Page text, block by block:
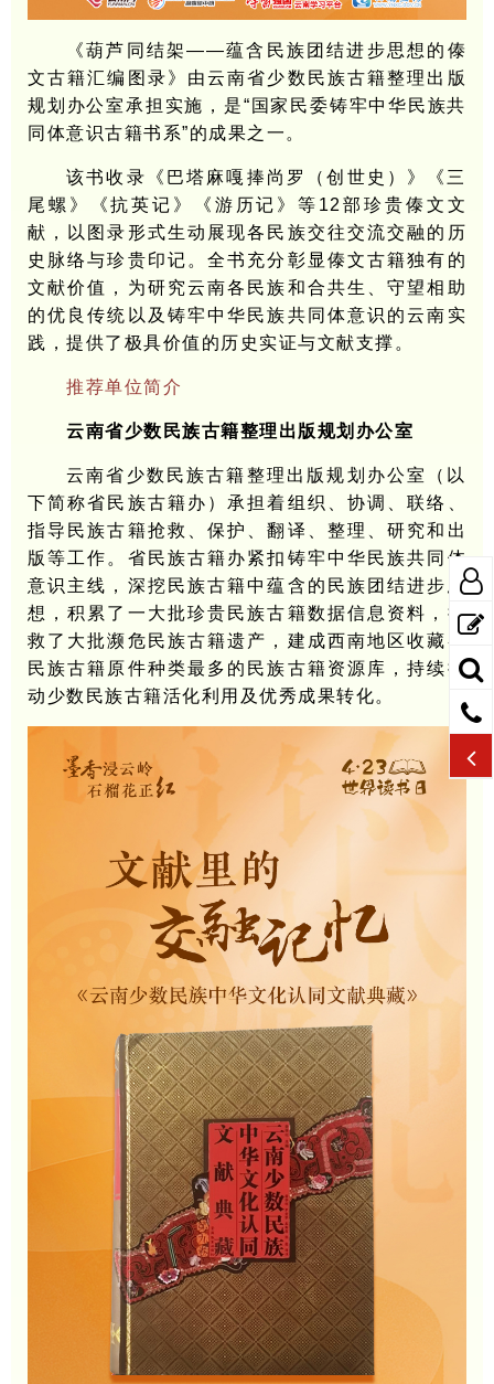
《葫芦同结架——蕴含民族团结进步思想的傣
文古籍汇编图录》由云南省少数民族古籍整理出版
规划办公室承担实施，是“国家民委铸牢中华民族共
同体意识古籍书系”的成果之一。
该书收录《巴塔麻嘎捧尚罗（创世史）》《三
尾螺》《抗英记》《游历记》等12部珍贵傣文文
献，以图录形式生动展现各民族交往交流交融的历
史脉络与珍贵印记。全书充分彰显傣文古籍独有的
文献价值，为研究云南各民族和合共生、守望相助
的优良传统以及铸牢中华民族共同体意识的云南实
践，提供了极具价值的历史实证与文献支撑。
推荐单位简介
云南省少数民族古籍整理出版规划办公室
云南省少数民族古籍整理出版规划办公室（以
下简称省民族古籍办）承担着组织、协调、联络、
指导民族古籍抢救、保护、翻译、整理、研究和出
版等工作。省民族古籍办紧扣铸牢中华民族共同体
意识主线，深挖民族古籍中蕴含的民族团结进步思
想，积累了一大批珍贵民族古籍数据信息资料，抢
救了大批濒危民族古籍遗产，建成西南地区收藏各
民族古籍原件种类最多的民族古籍资源库，持续推
动少数民族古籍活化利用及优秀成果转化。